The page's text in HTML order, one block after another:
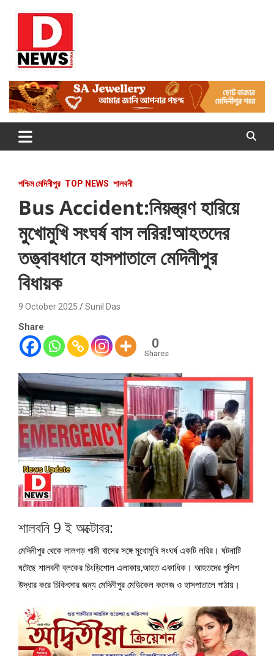
Dnews
#Medinipur24X7News
পশ্চিম মেদিনীপুর TOP NEWS শালবনী
Bus Accident:নিয়ন্ত্রণ হারিয়ে
মুখোমুখি সংঘর্ষ বাস লরির!আহতদের
তত্ত্বাবধানে হাসপাতালে মেদিনীপুর
বিধায়ক
9 October 2025 Sunil Das
Share
0
Shares
শালবনি 9 ই অক্টোবর:
মেদিনীপুর থেকে লালগড় গামী বাসের সঙ্গে মুখোমুখি সংঘর্ষ একটি লরির। ঘটনাটি
ঘটেছে শালবনী ব্লকের চিংড়িশোল এলাকায়,আহত একাধিক। আহতদের পুলিশ
উদ্ধার করে চিকিৎসার জন্য মেদিনীপুর মেডিকেল কলেজ ও হাসপাতালে পাঠায়।